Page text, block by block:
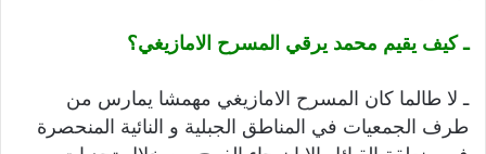
ـ كيف يقيم محمد يرقي المسرح الامازيغي؟
ـ لا طالما كان المسرح الامازيغي مهمشا يمارس من
طرف الجمعيات في المناطق الجبلية و النائية المنحصرة